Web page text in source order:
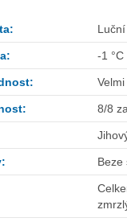
-1 °C
8/8
Beze